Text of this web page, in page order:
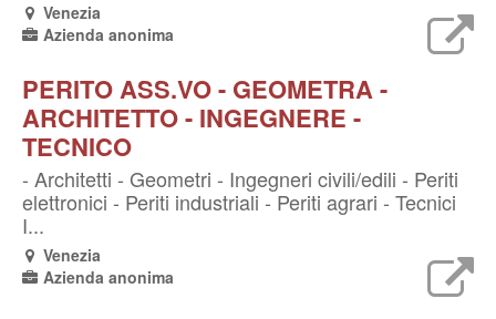
Venezia
Azienda anonima
PERITO ASS.VO - GEOMETRA -
ARCHITETTO - INGEGNERE -
TECNICO
- Architetti - Geometri - Ingegneri civili/edili - Periti
elettronici - Periti industriali - Periti agrari - Tecnici
I...
Venezia
Azienda anonima